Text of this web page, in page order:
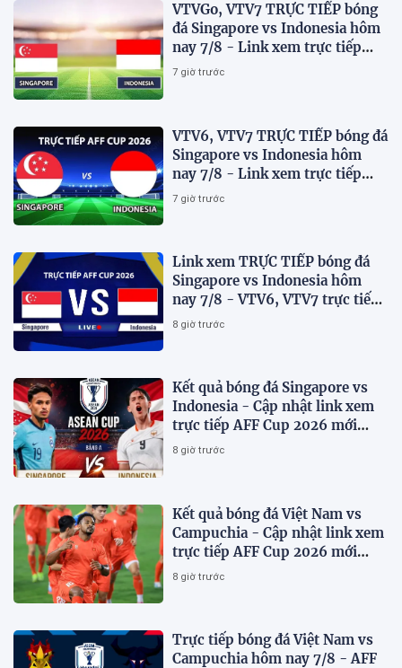
VTVGo, VTV7 TRỰC TIẾP bóng
đá Singapore vs Indonesia hôm
nay 7/8 - Link xem trực tiếp
AFF Cup 2026 mới nhất
7 giờ trước
VTV6, VTV7 TRỰC TIẾP bóng đá
Singapore vs Indonesia hôm
nay 7/8 - Link xem trực tiếp
AFF Cup 2026 mới nhất
7 giờ trước
Link xem TRỰC TIẾP bóng đá
Singapore vs Indonesia hôm
nay 7/8 - VTV6, VTV7 trực tiếp
AFF Cup 2026
8 giờ trước
Kết quả bóng đá Singapore vs
Indonesia - Cập nhật link xem
trực tiếp AFF Cup 2026 mới
nhất.
8 giờ trước
Kết quả bóng đá Việt Nam vs
Campuchia - Cập nhật link xem
trực tiếp AFF Cup 2026 mới
nhất
8 giờ trước
Trực tiếp bóng đá Việt Nam vs
Campuchia hôm nay 7/8 - AFF